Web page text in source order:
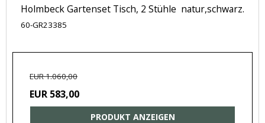
Holmbeck Gartenset Tisch, 2 Stühle natur,schwarz.
60-GR23385
EUR 1.060,00
EUR 583,00
PRODUKT ANZEIGEN